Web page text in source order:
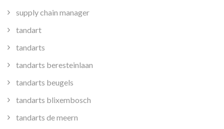
supply chain manager
tandart
tandarts
tandarts beresteinlaan
tandarts beugels
tandarts blixembosch
tandarts de meern